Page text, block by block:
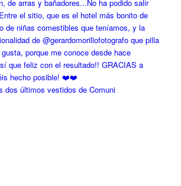
dos últimos vestidos de Comuni